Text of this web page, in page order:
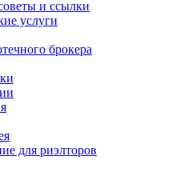
и ссылки
услуги
брокера
для риэлторов